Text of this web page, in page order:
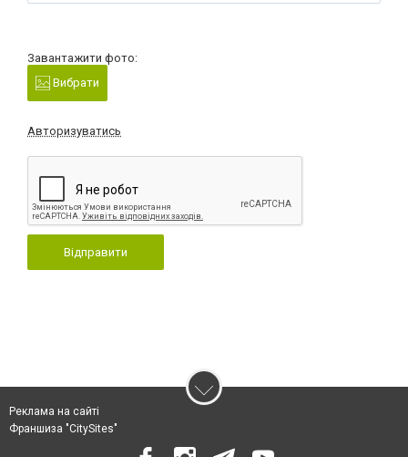
Завантажити фото:
Вибрати
Авторизуватись
Відправити
Реклама на сайті
Франшиза "CitySites"